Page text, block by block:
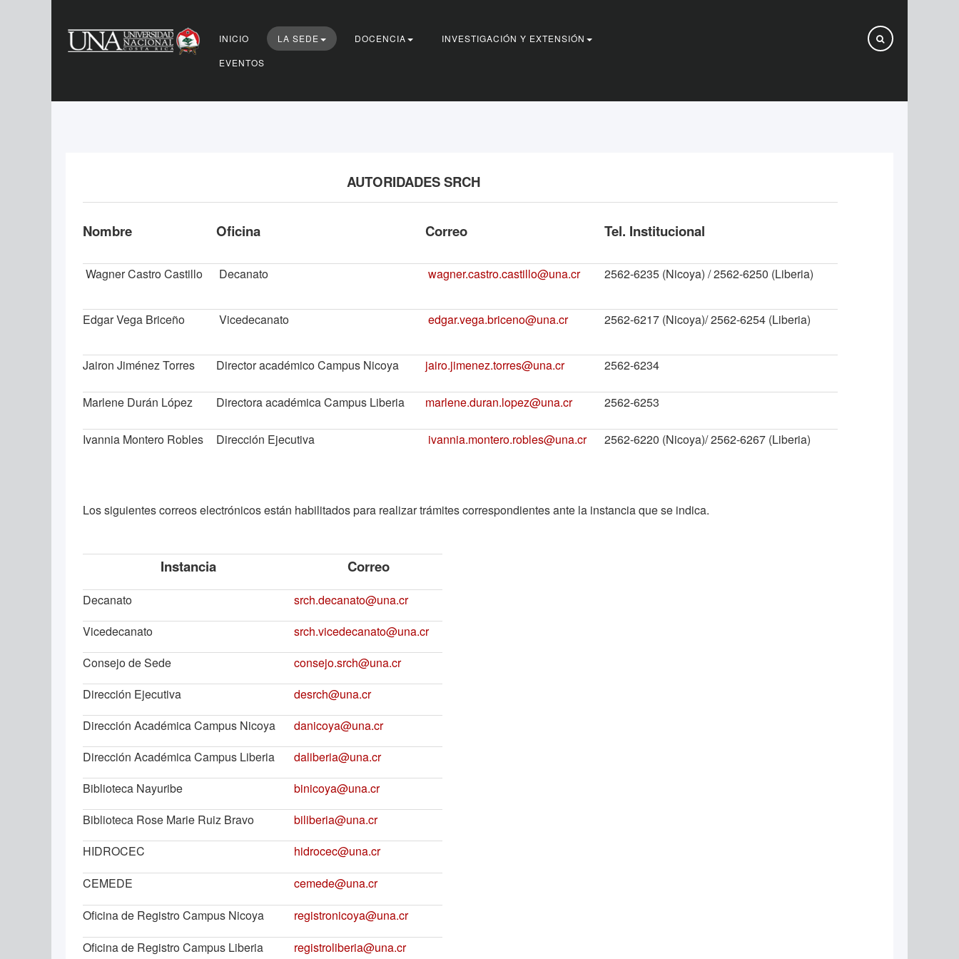
INICIO LA SEDE DOCENCIA
INVESTIGACIÓN Y EXTENSIÓN
EVENTOS
AUTORIDADES SRCH
Nombre Oficina Correo Tel. Institucional
Wagner Castro Castillo Decanato wagner.castro.castillo@una.cr 2562-6235 (Nicoya) / 2562-6250 (Liberia)
Edgar Vega Briceño Vicedecanato edgar.vega.briceno@una.cr 2562-6217 (Nicoya)/ 2562-6254 (Liberia)
Jairon Jiménez Torres Director académico Campus Nicoya jairo.jimenez.torres@una.cr 2562-6234
Marlene Durán López Directora académica Campus Liberia marlene.duran.lopez@una.cr 2562-6253
Ivannia Montero Robles Dirección Ejecutiva ivannia.montero.robles@una.cr 2562-6220 (Nicoya)/ 2562-6267 (Liberia)
Los siguientes correos electrónicos están habilitados para realizar trámites correspondientes ante la instancia que se indica.
Instancia Correo
Decanato
srch.decanato@una.cr
Vicedecanato
srch.vicedecanato@una.cr
Consejo de Sede
consejo.srch@una.cr
Dirección Ejecutiva
desrch@una.cr
Dirección Académica Campus Nicoya
danicoya@una.cr
Dirección Académica Campus Liberia
daliberia@una.cr
Biblioteca Nayuribe
binicoya@una.cr
Biblioteca Rose Marie Ruiz Bravo
biliberia@una.cr
HIDROCEC
hidrocec@una.cr
CEMEDE
cemede@una.cr
Oficina de Registro Campus Nicoya
registronicoya@una.cr
Oficina de Registro Campus Liberia
registroliberia@una.cr